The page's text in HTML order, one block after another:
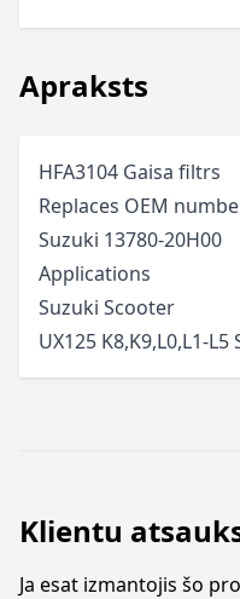
Apraksts
HFA3104 Gaisa filtrs
Replaces OEM
Suzuki 13780-20H00
Applications
Suzuki Scooter
UX125 K8,K9,L0,L1-L5
Klientu
Ja esat izmantojis šo